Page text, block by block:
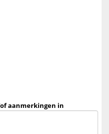
aanmerkingen in